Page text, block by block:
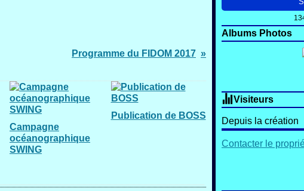
Programme du FIDOM 2017
Campagne
océanographique
SWING
Publication de BOSS
Albums Photos
Visiteurs
Depuis la création
Contacter le